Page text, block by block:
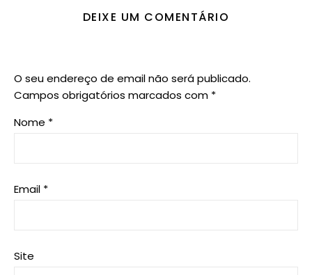
DEIXE UM COMENTÁRIO
O seu endereço de email não será publicado.
Campos obrigatórios marcados com *
Nome *
Email *
Site